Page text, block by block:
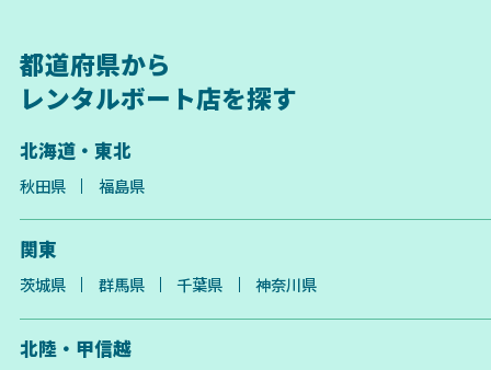
都道府県から
レンタルボート店を探す
北海道・東北
秋田県 福島県
関東
茨城県 群馬県 千葉県 神奈川県
北陸・甲信越